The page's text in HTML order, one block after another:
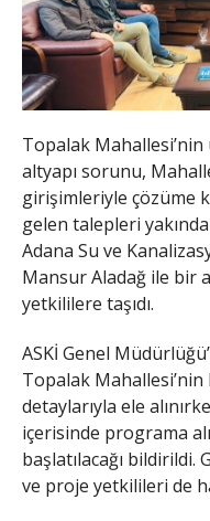
Topalak
altyapı sorunu,
girişimleriyle çözüme
gelen talepleri
Adana Su ve
Mansur Aladağ ile bir
yetkililere taşıdı.
ASKİ Genel
Topalak Mahallesi’nin
detaylarıyla ele
içerisinde programa
başlatılacağı bildirildi.
ve proje yetkilileri de